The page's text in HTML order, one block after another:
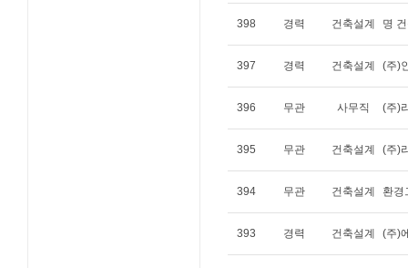
398 경력 건축설계 명
397 경력 건축설계 (주)
396 무관 사무직 (주)
395 무관 건축설계 (주)
394 무관 건축설계 환경
393 경력 건축설계 (주)